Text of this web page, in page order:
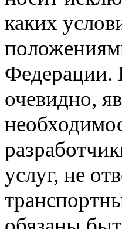
каких
Федерации.
очевидно,
услуг, не